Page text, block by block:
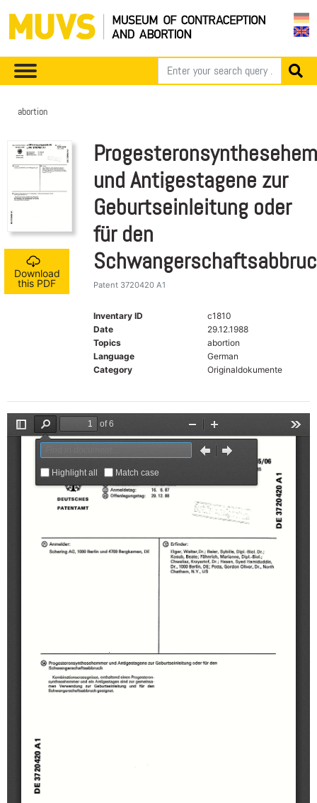
abortion
Download
this PDF
und Antigestagene zur
Geburtseinleitung oder
für den
Patent 3720420 A1
Inventary ID
c1810
Date
29.12.1988
Topics
abortion
Language
German
Category
Originaldokumente